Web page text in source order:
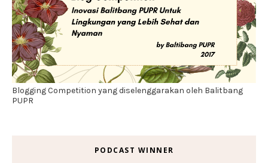
Blogging Competition yang diselenggarakan oleh Balitbang
PUPR
PODCAST WINNER